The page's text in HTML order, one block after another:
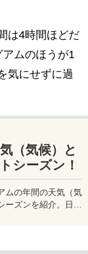
は4時間ほどだ
ムのほうが1
気にせずに過
（気候）と
シーズン！
ムの年間の天気（気
ズンを紹介。日本